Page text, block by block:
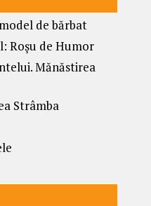
de bărbat
Roșu de Humor
Mănăstirea
Strâmba